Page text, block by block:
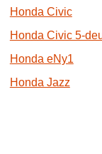
Honda Civic
Honda Civic 5-
Honda eNy1
Honda Jazz